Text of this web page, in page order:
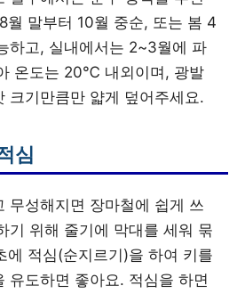
월 말부터 10월 중순, 또는 봄 4
하고, 실내에서는 2~3월에 파
온도는 20℃ 내외이며, 광발
크기만큼만 얇게 덮어주세요.
심
무성해지면 장마철에 쉽게 쓰
기 위해 줄기에 막대를 세워 묶
에 적심(순지르기)을 하여 키를
유도하면 좋아요. 적심을 하면